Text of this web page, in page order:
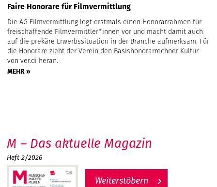
Faire Honorare für Filmvermittlung
Die AG Filmvermittlung legt erstmals einen Honorarrahmen für
freischaffende Filmvermittler*innen vor und macht damit auch
auf die prekäre Erwerbssituation in der Branche aufmerksam. Für
die Honorare zieht der Verein den Basishonorarrechner Kultur
von ver.di heran.
MEHR »
M – Das aktuelle Magazin
Heft 2/2026
Weiterstöbern